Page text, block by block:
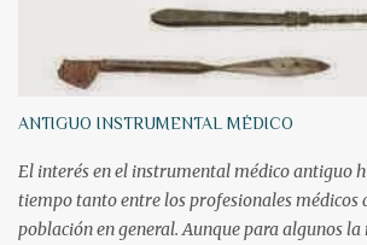
empuñaba se situaban más entre los
como una ayuda para caminar Por supuesto
moda han ido cambiando relajando las
sometida toda persona de bien. Hoy los
práctico como ayuda en la acción de caminar y
enfoca a la seguridad y practicidad dejando de
Pero últimame...
ANTIGUO INSTRUMENTAL MÉDICO
El interés en el instrumental médico antiguo
tiempo tanto entre los profesionales médicos
población en general. Aunque para algunos la